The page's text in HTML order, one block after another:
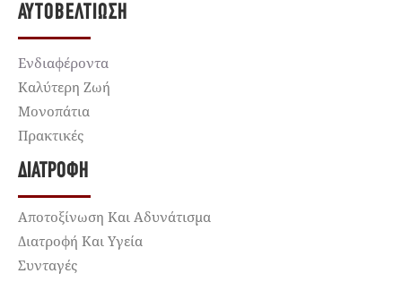
ΑΥΤΟΒΕΛΤΊΩΣΗ
Ενδιαφέροντα
Καλύτερη Ζωή
Μονοπάτια
Πρακτικές
ΔΙΑΤΡΟΦΉ
Αποτοξίνωση Και Αδυνάτισμα
Διατροφή Και Υγεία
Συνταγές